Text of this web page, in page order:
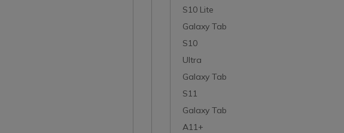
S10 Lite
Galaxy Tab
S10
Ultra
Galaxy Tab
S11
Galaxy Tab
A11+